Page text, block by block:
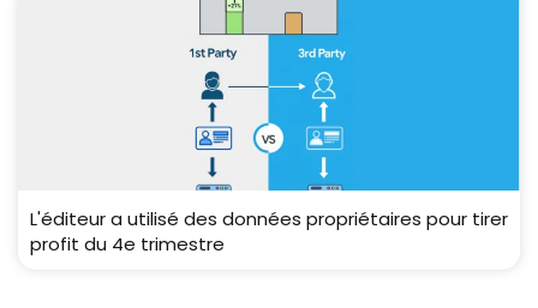
L'éditeur a utilisé des données propriétaires pour tirer
profit du 4e trimestre